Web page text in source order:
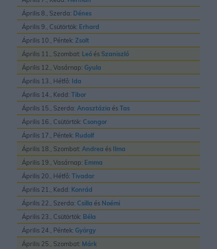
Április 8., Szerda: Dénes
Április 9., Csütörtök: Erhard
Április 10., Péntek: Zsolt
Április 11., Szombat: Leó és Szaniszló
Április 12., Vasárnap: Gyula
Április 13., Hétfő: Ida
Április 14., Kedd: Tibor
Április 15., Szerda: Anasztázia ésTas
Április 16., Csütörtök: Csongor
Április 17., Péntek: Rudolf
Április 18., Szombat: Andrea és Ilma
Április 19., Vasárnap: Emma
Április 20., Hétfő: Tivadar
Április 21., Kedd: Konrád
Április 22., Szerda: Csilla és Noémi
Április 23., Csütörtök: Béla
Április 24., Péntek: György
Április 25., Szombat: Márk